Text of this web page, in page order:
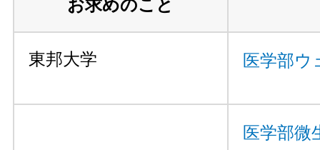
お求めのこと
東邦大学 医学部ウ
医学部微